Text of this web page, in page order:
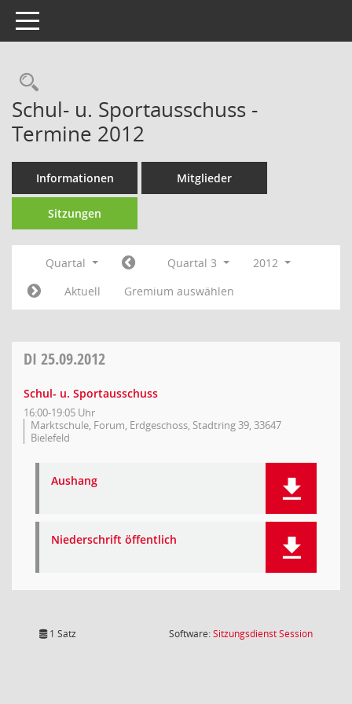
Toggle navigation
Rechercheauswahl
Schul- u. Sportausschuss -
Termine 2012
Informationen Mitglieder
Sitzungen
Quartal Quartal 3
2012
Aktuell
Gremium auswählen
DI 25.09.2012
Schul- u. Sportausschuss
16:00-19:05 Uhr
Marktschule, Forum, Erdgeschoss, Stadtring 39, 33647
Bielefeld
Aushang
Niederschrift öffentlich
1 Satz Software:SitzungsdienstSession(Wird in